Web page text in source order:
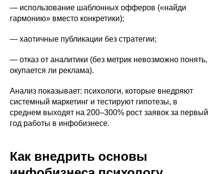
— использование шаблонных офферов («найди
гармонию» вместо конкретики);
— хаотичные публикации без стратегии;
— отказ от аналитики (без метрик невозможно понять,
окупается ли реклама).
Анализ показывает: психологи, которые внедряют
системный маркетинг и тестируют гипотезы, в
среднем выходят на 200–300% рост заявок за первый
год работы в инфобизнесе.
Как внедрить основы